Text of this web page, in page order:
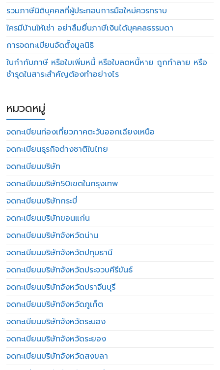
รวมภาษีนิติบุคคลที่ผู้ประกอบการมือใหม่ควรทราบ
ใครมีบ้านให้เช่า อย่าลืมยื่นภาษีเงินได้บุคคลธรรมดา
การจดทะเบียนจัดตั้งมูลนิธิ
ใบกำกับภาษี หรือใบเพิ่มหนี้ หรือใบลดหนี้หาย ถูกทำลาย หรือ
ชำรุดในสาระสำคัญต้องทำอย่างไร
หมวดหมู่
จดทะเบียนท่องเที่ยวภาคตะวันออกเฉียงเหนือ
จดทะเบียนธุรกิจต่างชาติในไทย
จดทะเบียนบริษัท
จดทะเบียนบริษัท50เขตในกรุงเทพ
จดทะเบียนบริษัทกระบี่
จดทะเบียนบริษัทขอนแก่น
จดทะเบียนบริษัทจังหวัดน่าน
จดทะเบียนบริษัทจังหวัดปทุมธานี
จดทะเบียนบริษัทจังหวัดประจวบคีรีขันธ์
จดทะเบียนบริษัทจังหวัดปราจีนบุรี
จดทะเบียนบริษัทจังหวัดภูเก็ต
จดทะเบียนบริษัทจังหวัดระนอง
จดทะเบียนบริษัทจังหวัดระยอง
จดทะเบียนบริษัทจังหวัดสงขลา